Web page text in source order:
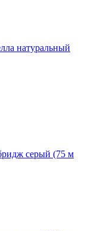
натуральный
серый (75 м